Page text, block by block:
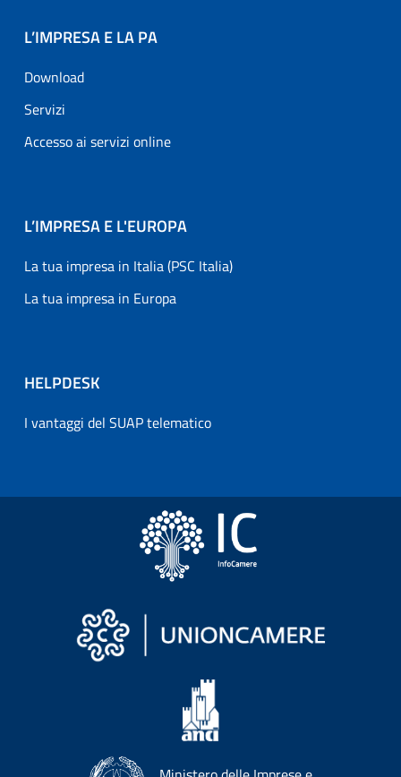
L’IMPRESA E LA PA
Download
Servizi
Accesso ai servizi online
L’IMPRESA E L'EUROPA
La tua impresa in Italia (PSC Italia)
La tua impresa in Europa
HELPDESK
I vantaggi del SUAP telematico